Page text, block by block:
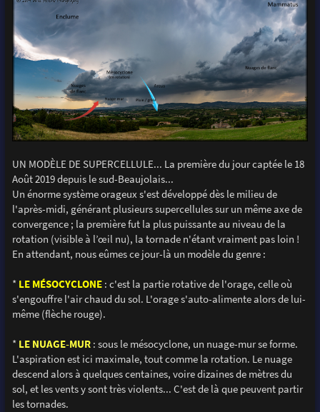
UN MODÈLE DE SUPERCELLULE... La première du jour captée le 18
Août 2019 depuis le sud-Beaujolais...
Un énorme système orageux s'est développé dès le milieu de
l'après-midi, générant plusieurs supercellules sur un même axe de
convergence ; la première fut la plus puissante au niveau de la
rotation (visible à l’œil nu), la tornade n'étant vraiment pas loin !
En attendant, nous eûmes ce jour-là un modèle du genre :
* LE MÉSOCYCLONE: c'est la partie rotative de l'orage, celle où
s'engouffre l'air chaud du sol. L'orage s'auto-alimente alors de lui-
même (flèche rouge).
* LE NUAGE-MUR: sous le mésocyclone, un nuage-mur se forme.
L'aspiration est ici maximale, tout comme la rotation. Le nuage
descend alors à quelques centaines, voire dizaines de mètres du
sol, et les vents y sont très violents... C'est de là que peuvent partir
les tornades.